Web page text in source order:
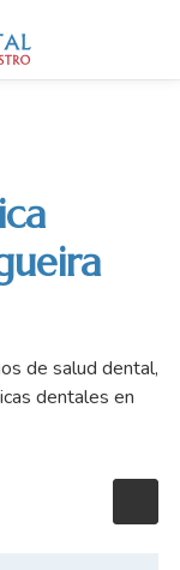
de salud dental,
dentales en